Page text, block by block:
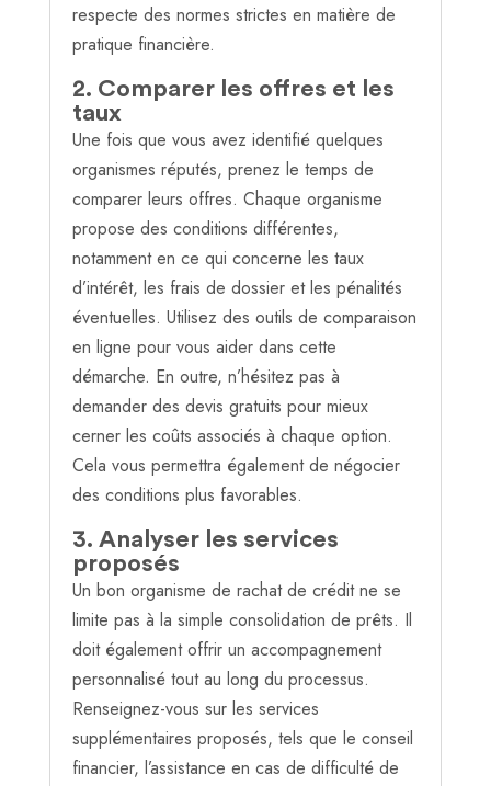
respecte des normes strictes en matière de
pratique financière.
2. Comparer les offres et les
taux
Une fois que vous avez identifié quelques
organismes réputés, prenez le temps de
comparer leurs offres. Chaque organisme
propose des conditions différentes,
notamment en ce qui concerne les taux
d’intérêt, les frais de dossier et les pénalités
éventuelles. Utilisez des outils de comparaison
en ligne pour vous aider dans cette
démarche. En outre, n’hésitez pas à
demander des devis gratuits pour mieux
cerner les coûts associés à chaque option.
Cela vous permettra également de négocier
des conditions plus favorables.
3. Analyser les services
proposés
Un bon organisme de rachat de crédit ne se
limite pas à la simple consolidation de prêts. Il
doit également offrir un accompagnement
personnalisé tout au long du processus.
Renseignez-vous sur les services
supplémentaires proposés, tels que le conseil
financier, l’assistance en cas de difficulté de